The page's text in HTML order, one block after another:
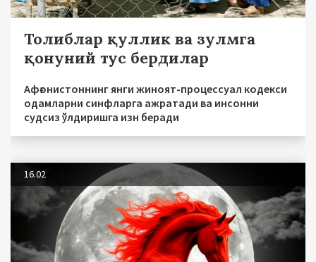
Толиблар қуллик ва зулмга
қонуний тус бердилар
Афғонистоннинг янги жиноят-процессуал кодекси
одамларни синфларга ажратади ва инсонни
судсиз ўлдиришга изн беради
16.02